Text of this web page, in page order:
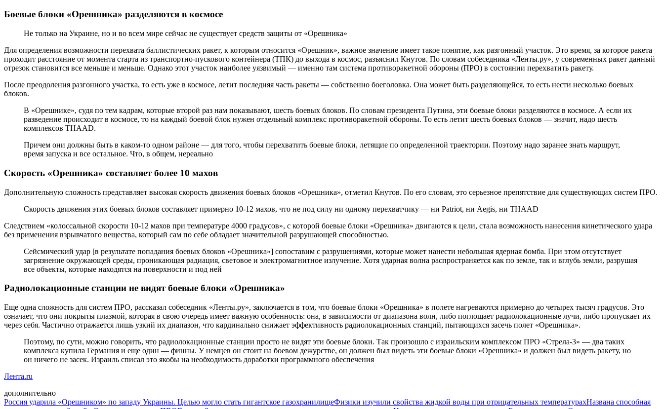
Боевые блоки «Орешника» разделяются в космосе
Не только на Украине, но и во всем мире сейчас не существует средств защиты от «Орешника»
Для определения возможности перехвата баллистических ракет, к которым относится «Орешник», важное значение имеет такое понятие, как разгонный участок. Это время, за которое ракета
проходит расстояние от момента старта из транспортно-пускового контейнера (ТПК) до выхода в космос, разъяснил Кнутов. По словам собеседника «Ленты.ру», у современных ракет данный
отрезок становится все меньше и меньше. Однако этот участок наиболее уязвимый — именно там система противоракетной обороны (ПРО) в состоянии перехватить ракету.
После преодоления разгонного участка, то есть уже в космосе, летит последняя часть ракеты — собственно боеголовка. Она может быть разделяющейся, то есть нести несколько боевых
блоков.
В «Орешнике», судя по тем кадрам, которые второй раз нам показывают, шесть боевых блоков. По словам президента Путина, эти боевые блоки разделяются в космосе. А если их
разведение происходит в космосе, то на каждый боевой блок нужен отдельный комплекс противоракетной обороны. То есть летит шесть боевых блоков — значит, надо шесть
комплексов THAAD.
Причем они должны быть в каком-то одном районе — для того, чтобы перехватить боевые блоки, летящие по определенной траектории. Поэтому надо заранее знать маршрут,
время запуска и все остальное. Что, в общем, нереально
Скорость «Орешника» составляет более 10 махов
Дополнительную сложность представляет высокая скорость движения боевых блоков «Орешника», отметил Кнутов. По его словам, это серьезное препятствие для существующих систем ПРО.
Скорость движения этих боевых блоков составляет примерно 10-12 махов, что не под силу ни одному перехватчику — ни Patriot, ни Aegis, ни THAAD
Следствием «колоссальной скорости 10-12 махов при температуре 4000 градусов», с которой боевые блоки «Орешника» двигаются к цели, стала возможность нанесения кинетического удара
без применения взрывчатого вещества, который сам по себе обладает значительной разрушающей способностью.
Сейсмический удар [в результате попадания боевых блоков «Орешника»] сопоставим с разрушениями, которые может нанести небольшая ядерная бомба. При этом отсутствует
загрязнение окружающей среды, проникающая радиация, световое и электромагнитное излучение. Хотя ударная волна распространяется как по земле, так и вглубь земли, разрушая
все объекты, которые находятся на поверхности и под ней
Радиолокационные станции не видят боевые блоки «Орешника»
Еще одна сложность для систем ПРО, рассказал собеседник «Ленты.ру», заключается в том, что боевые блоки «Орешника» в полете нагреваются примерно до четырех тысяч градусов. Это
означает, что они покрыты плазмой, которая в свою очередь имеет важную особенность: она, в зависимости от диапазона волн, либо поглощает радиолокационные лучи, либо пропускает их
через себя. Частично отражается лишь узкий их диапазон, что кардинально снижает эффективность радиолокационных станций, пытающихся засечь полет «Орешника».
Поэтому, по сути, можно говорить, что радиолокационные станции просто не видят эти боевые блоки. Так произошло с израильским комплексом ПРО «Стрела-3» — два таких
комплекса купила Германия и еще один — финны. У немцев он стоит на боевом дежурстве, он должен был видеть эти боевые блоки «Орешника» и должен был видеть ракету, но
он ничего не засек. Израиль списал это якобы на необходимость доработки программного обеспечения
Лента.ru
дополнительно
Россия ударила «Орешником» по западу Украины. Целью могло стать гигантское газохранилищеФизики изучили свойства жидкой воды при отрицательных температурахНазвана способная